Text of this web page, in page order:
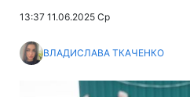
13:37 11.06.2025 Ср
ВЛАДИСЛАВА ТКАЧЕНКО